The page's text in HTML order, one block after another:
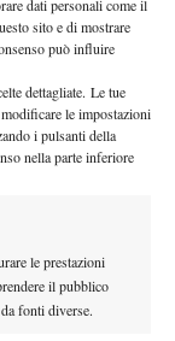
dati personali come il
sito e di mostrare
può influire
dettagliate. Le tue
le impostazioni
i pulsanti della
nella parte inferiore
le prestazioni
il pubblico
fonti diverse.
arrendersi a
a casa anche i
2021 sul veloce
IL VIDEO